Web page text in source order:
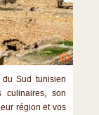
©
Sud tunisien
culinaires, son
région et vos